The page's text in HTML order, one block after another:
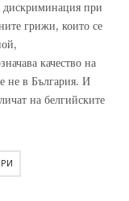
дискриминация при
грижи, които се
качество на
не в България. И
на белгийските